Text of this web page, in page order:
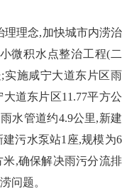
理理念,加快城市内涝治
微积水点整治工程(二
实施咸宁大道东片区雨
道东片区11.77平方公
水管道约4.9公里,新建
污水泵站1座,规模为6
米,确保解决雨污分流排
问题。